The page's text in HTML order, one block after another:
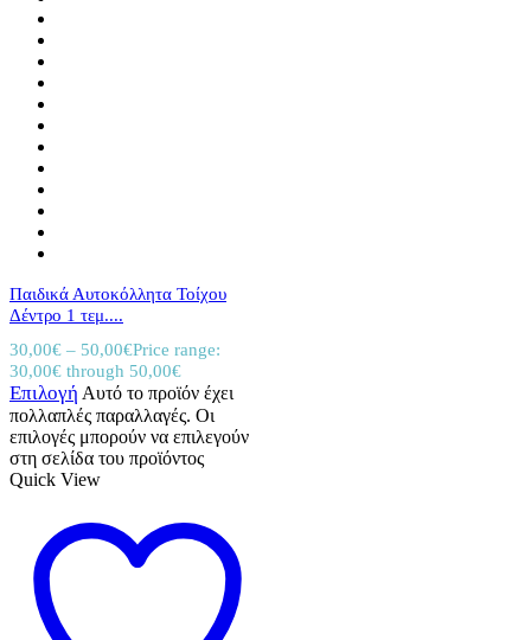
Παιδικά Αυτοκόλλητα Τοίχου
Δέντρο 1 τεμ....
30,00€ – 50,00€Price range:
30,00€ through 50,00€
Επιλογή Αυτό το προϊόν έχει
πολλαπλές παραλλαγές. Οι
επιλογές μπορούν να επιλεγούν
στη σελίδα του προϊόντος
Quick View